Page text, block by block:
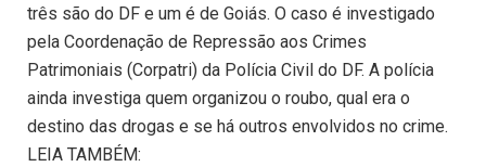
três são do DF e um é de Goiás. O caso é investigado
pela Coordenação de Repressão aos Crimes
Patrimoniais (Corpatri) da Polícia Civil do DF. A polícia
ainda investiga quem organizou o roubo, qual era o
destino das drogas e se há outros envolvidos no crime.
LEIA TAMBÉM: